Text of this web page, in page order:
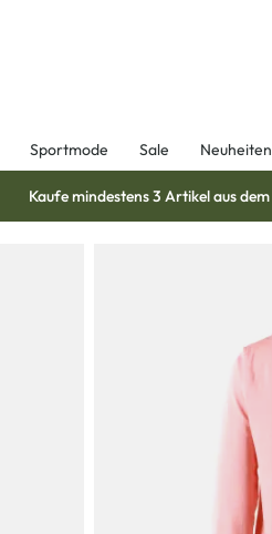
Sportmode Sale Neuheiten
Kaufe mindestens 3 Artikel aus dem